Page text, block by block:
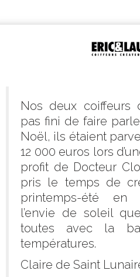
Nos deux coiffeurs
pas fini de faire
Noël, ils étaient
12 000 euros lors
profit de Docteur
pris le temps de
printemps-été en
l’envie de soleil
toutes avec la
températures.
Claire de Saint